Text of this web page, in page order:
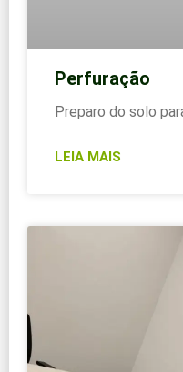
Perfuração
Preparo do solo
LEIA MAIS